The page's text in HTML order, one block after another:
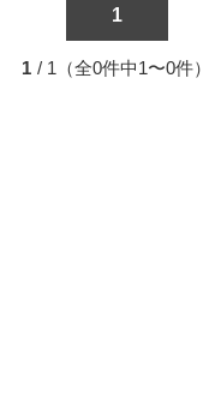
1
1 / 1（全0件中1〜0件）